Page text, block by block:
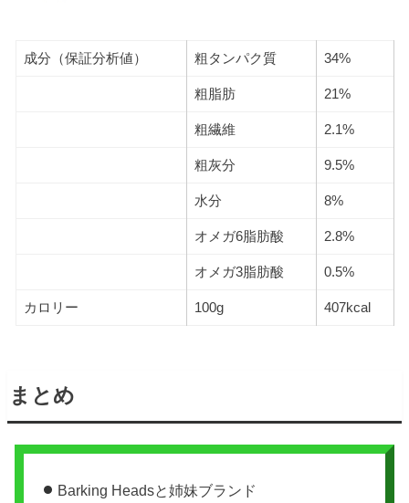
成分（保証分析値） 粗タンパク質 34%
粗脂肪 21%
粗繊維 2.1%
粗灰分 9.5%
水分 8%
オメガ6脂肪酸 2.8%
オメガ3脂肪酸 0.5%
カロリー 100g 407kcal
まとめ
Barking Headsと姉妹ブランド